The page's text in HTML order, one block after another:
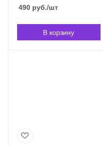
490 руб./шт
В корзину